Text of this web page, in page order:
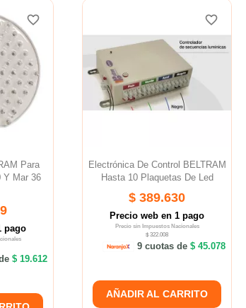
Para
Y Mar 36
pago
$ 19.612
favorite_border
favorite_border
Electrónica De Control BELTRAM
Hasta 10 Plaquetas De Led
$ 389.630
Precio web en 1 pago
Precio sin Impuestos Nacionales
$ 322.008
9 cuotas de $ 45.078
AÑADIR AL CARRITO
favorite_border
favorite_border